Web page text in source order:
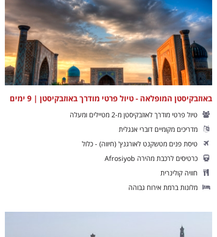
באוזבקיסטן המופלאה - טיול פרטי מודרך באוזבקיסטן | 9 ימים
טיול פרטי מודרך לאוזבקיסטן מ-2 מטיילים ומעלה
מדריכים מקומיים דוברי אנגלית
טיסת פנים מטשקנט לאורגנץ' (חיווה) - כלול
כרטיסים לרכבת מהירה Afrosiyob
חוויה קולינרית
מלונות ברמת אירוח גבוהה